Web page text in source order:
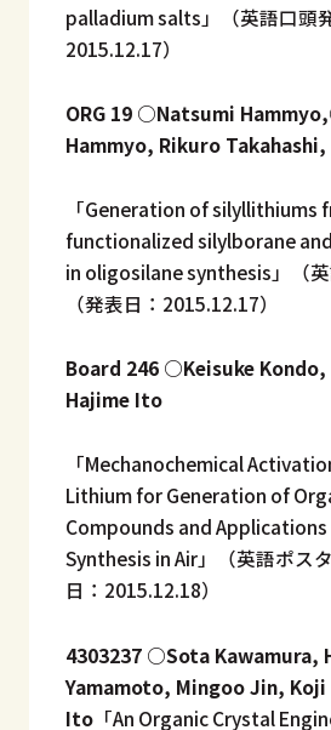
palladium salts」（英語口頭
2015.12.17）
ORG 19 ○Natsumi
Hammyo, Rikuro
「Generation of silyllithiums
functionalized silylborane
in oligosilane synthesis」（英
（発表日：2015.12.17）
Board 246 ○Keisuke
Hajime Ito
「Mechanochemical
Lithium for Generation of
Compounds and
Synthesis in Air」（英語ポス
日：2015.12.18）
4303237 ○Sota Kawamura,
Yamamoto, Mingoo Jin,
Ito「An Organic Crystal